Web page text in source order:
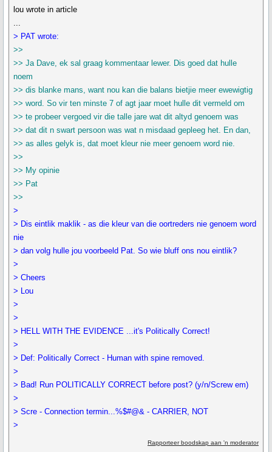
lou wrote in article
...
> PAT wrote:
>>
>> Ja Dave, ek sal graag kommentaar lewer. Dis goed dat hulle
noem
>> dis blanke mans, want nou kan die balans bietjie meer ewewigtig
>> word. So vir ten minste 7 of agt jaar moet hulle dit vermeld om
>> te probeer vergoed vir die talle jare wat dit altyd genoem was
>> dat dit n swart persoon was wat n misdaad gepleeg het. En dan,
>> as alles gelyk is, dat moet kleur nie meer genoem word nie.
>>
>> My opinie
>> Pat
>>
>
> Dis eintlik maklik - as die kleur van die oortreders nie genoem word
nie
> dan volg hulle jou voorbeeld Pat. So wie bluff ons nou eintlik?
>
> Cheers
> Lou
>
>
> HELL WITH THE EVIDENCE ...it's Politically Correct!
>
> Def: Politically Correct - Human with spine removed.
>
> Bad! Run POLITICALLY CORRECT before post? (y/n/Screw em)
>
> Scre - Connection termin...%$#@& - CARRIER, NOT
>
Rapporteer boodskap aan 'n moderator